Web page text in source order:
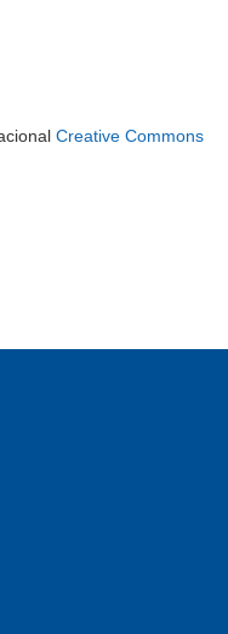
Creative Commons